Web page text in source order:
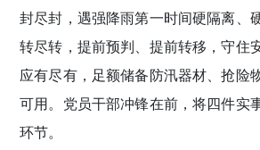
封尽封，遇强降雨第一时间硬隔离、
转尽转，提前预判、提前转移，守住
应有尽有，足额储备防汛器材、抢险
可用。党员干部冲锋在前，将四件实
环节。